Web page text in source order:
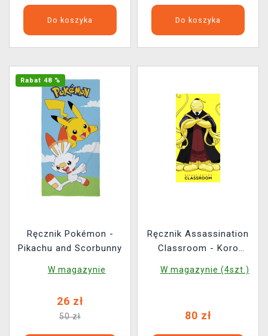
Do koszyka Do koszyka
Rabat 48 %
Ręcznik Pokémon -
Pikachu and Scorbunny
W magazynie
26 zł
50 zł
Ręcznik Assassination
Classroom - Koro
W magazynie (4szt.)
80 zł